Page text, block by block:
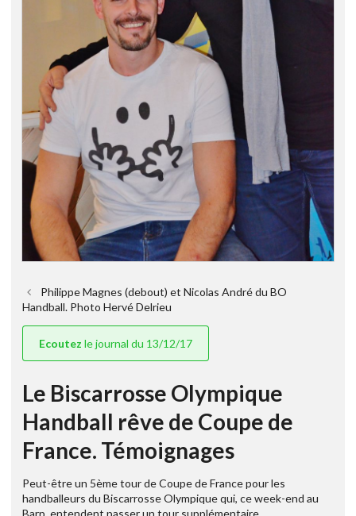
Philippe Magnes (debout) et Nicolas André du BO
Handball. Photo Hervé Delrieu
Ecoutez le journal du 13/12/17
Le Biscarrosse Olympique
Handball rêve de Coupe de
France. Témoignages
Peut-être un 5ème tour de Coupe de France pour les
handballeurs du Biscarrosse Olympique qui, ce week-end au
Barp, entendent passer un tour supplémentaire.